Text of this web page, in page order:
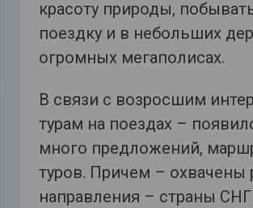
красоту природы,
поездку и в небольших
огромных мегаполисах.
В связи с возросшим
турам на поездах –
много предложений,
туров. Причем – охвачены
направления – страны